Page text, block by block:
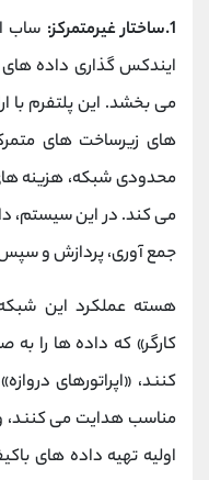
1.ساختار غیرمتمرکز:
ساب
ایندکس ‌گذاری داده
می‌ بخشد. این پلتفرم با
‌های زیرساخت‌ های
محدودی شبکه، هزینه‌
می کند. در این سیستم،
جمع ‌آوری، پردازش و
هسته عملکرد این
کارگر» که داده‌ ها را
کنند، «اپراتورهای
مناسب هدایت می ‌کنند،
اولیه تهیه داده‌ های